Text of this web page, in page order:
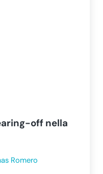
off nella
Romero